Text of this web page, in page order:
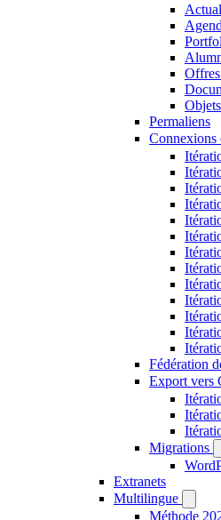
Permaliens
Connexions
Fédération
Export vers
Migrations
Extranets
Multilingue
Méthode